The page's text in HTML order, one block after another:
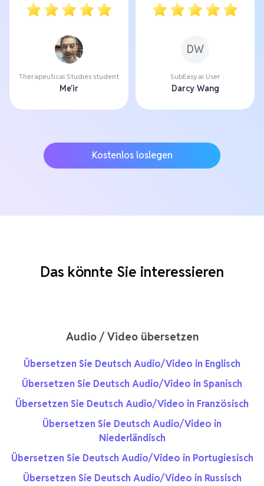
Therapeutical Studies student
Me'ir
DW
SubEasy.ai User
Darcy Wang
Kostenlos loslegen
Das könnte Sie interessieren
Audio / Video übersetzen
Übersetzen Sie Deutsch Audio/Video in Englisch
Übersetzen Sie Deutsch Audio/Video in Spanisch
Übersetzen Sie Deutsch Audio/Video in Französisch
Übersetzen Sie Deutsch Audio/Video in
Niederländisch
Übersetzen Sie Deutsch Audio/Video in Portugiesisch
Übersetzen Sie Deutsch Audio/Video in Russisch